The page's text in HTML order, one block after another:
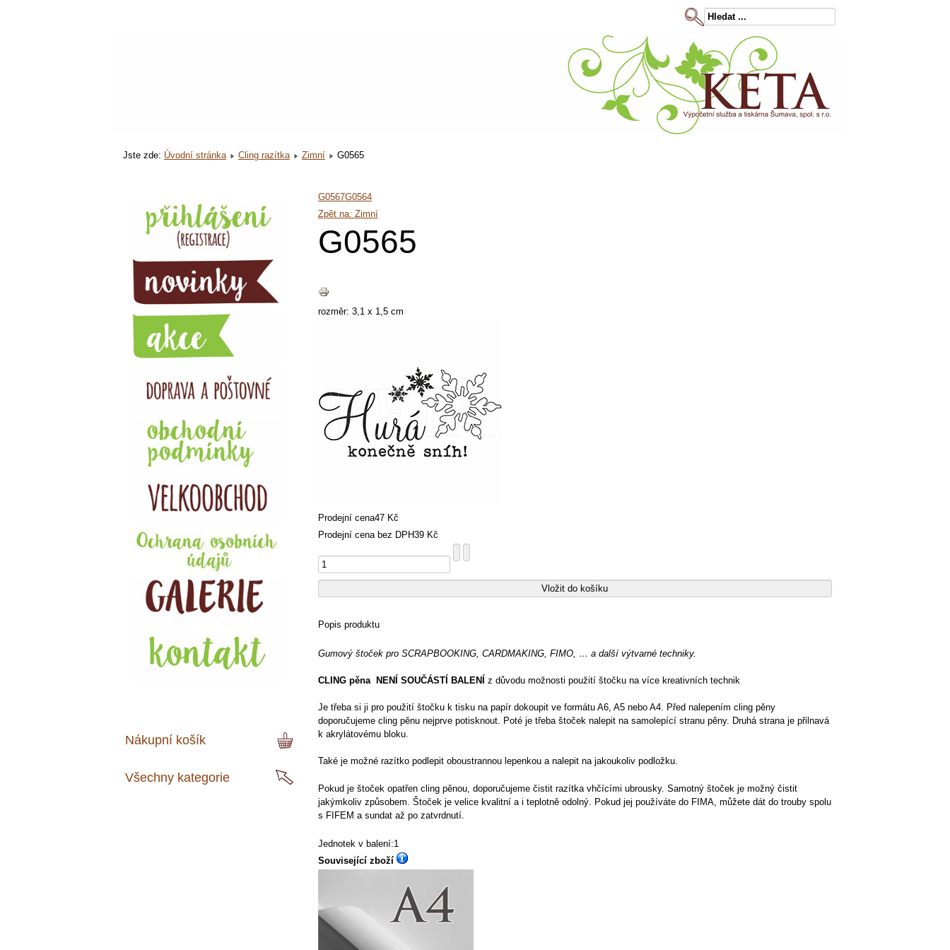
Jste zde: Úvodní stránka Cling razítka Zimní G0565
Nákupní košík
Všechny kategorie
G0567G0564
Zpět na: Zimní
G0565
rozměr: 3,1 x 1,5 cm
Prodejní cena47 Kč
Prodejní cena bez DPH39 Kč
Popis produktu
Gumový štoček pro SCRAPBOOKING, CARDMAKING, FIMO, … a další výtvarné techniky.
CLING pěna NENÍ SOUČÁSTÍ BALENÍ z důvodu možnosti použití štočku na více kreativních technik
Je třeba si ji pro použití štočku k tisku na papír dokoupit ve formátu A6, A5 nebo A4. Před nalepením cling pěny
doporučujeme cling pěnu nejprve potisknout. Poté je třeba štoček nalepit na samolepící stranu pěny. Druhá strana je přilnavá
k akrylátovému bloku.
Také je možné razítko podlepit oboustrannou lepenkou a nalepit na jakoukoliv podložku.
Pokud je štoček opatřen cling pěnou, doporučujeme čistit razítka vhčícími ubrousky. Samotný štoček je možný čistit
jakýmkoliv způsobem. Štoček je velice kvalitní a i teplotně odolný. Pokud jej používáte do FIMA, můžete dát do trouby spolu
s FIFEM a sundat až po zatvrdnutí.
Jednotek v balení:1
Související zboží